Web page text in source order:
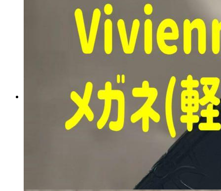
新品未使用 日テレポシュ
レ ピントグラス中度 ブラ